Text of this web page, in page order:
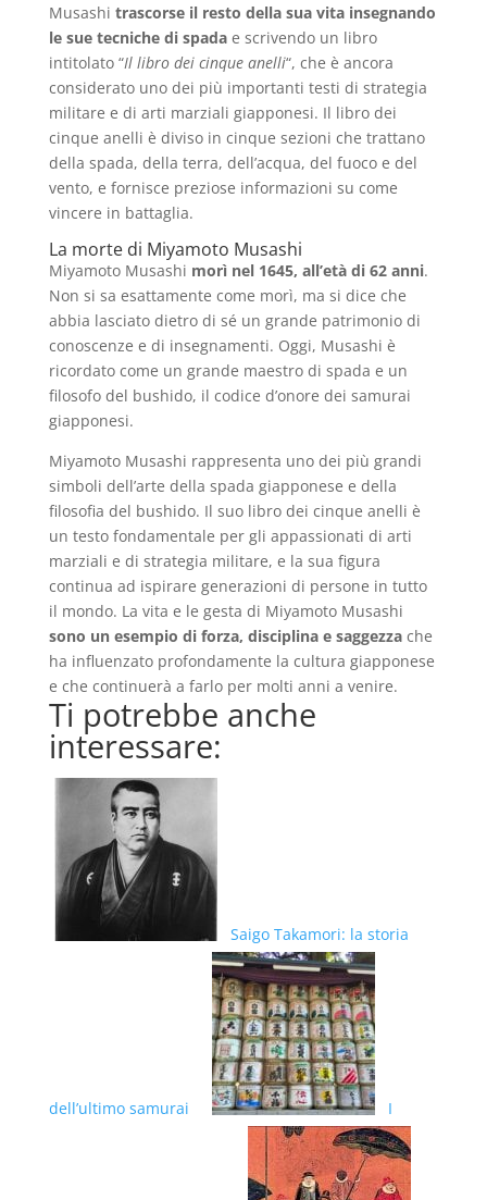
Musashi trascorse il resto della sua vita insegnando
le sue tecniche di spadae scrivendo un libro
intitolato “Il libro dei cinque anelli“, che è ancora
considerato uno dei più importanti testi di strategia
militare e di arti marziali giapponesi. Il libro dei
cinque anelli è diviso in cinque sezioni che trattano
della spada, della terra, dell’acqua, del fuoco e del
vento, e fornisce preziose informazioni su come
vincere in battaglia.
La morte di Miyamoto Musashi
Miyamoto Musashi morì nel 1645, all’età di 62 anni.
Non si sa esattamente come morì, ma si dice che
abbia lasciato dietro di sé un grande patrimonio di
conoscenze e di insegnamenti. Oggi, Musashi è
ricordato come un grande maestro di spada e un
filosofo del bushido, il codice d’onore dei samurai
giapponesi.
Miyamoto Musashi rappresenta uno dei più grandi
simboli dell’arte della spada giapponese e della
filosofia del bushido. Il suo libro dei cinque anelli è
un testo fondamentale per gli appassionati di arti
marziali e di strategia militare, e la sua figura
continua ad ispirare generazioni di persone in tutto
il mondo. La vita e le gesta di Miyamoto Musashi
sono un esempio di forza, disciplina e saggezza che
ha influenzato profondamente la cultura giapponese
e che continuerà a farlo per molti anni a venire.
Ti potrebbe anche
interessare:
Saigo Takamori: la storia
dell’ultimo samurai I